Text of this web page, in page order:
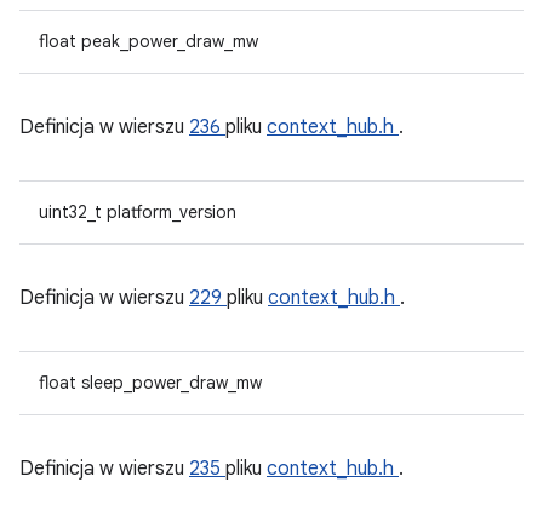
float peak_power_draw_mw
Definicja w wierszu 236 pliku context_hub.h .
uint32_t platform_version
Definicja w wierszu 229 pliku context_hub.h .
float sleep_power_draw_mw
Definicja w wierszu 235 pliku context_hub.h .